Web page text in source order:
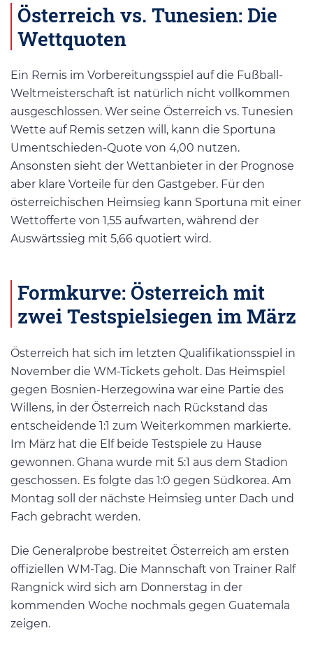
Österreich vs. Tunesien: Die
Wettquoten
Ein Remis im Vorbereitungsspiel auf die Fußball-
Weltmeisterschaft ist natürlich nicht vollkommen
ausgeschlossen. Wer seine Österreich vs. Tunesien
Wette auf Remis setzen will, kann die Sportuna
Umentschieden-Quote von 4,00 nutzen.
Ansonsten sieht der Wettanbieter in der Prognose
aber klare Vorteile für den Gastgeber. Für den
österreichischen Heimsieg kann Sportuna mit einer
Wettofferte von 1,55 aufwarten, während der
Auswärtssieg mit 5,66 quotiert wird.
Formkurve: Österreich mit
zwei Testspielsiegen im März
Österreich hat sich im letzten Qualifikationsspiel in
November die WM-Tickets geholt. Das Heimspiel
gegen Bosnien-Herzegowina war eine Partie des
Willens, in der Österreich nach Rückstand das
entscheidende 1:1 zum Weiterkommen markierte.
Im März hat die Elf beide Testspiele zu Hause
gewonnen. Ghana wurde mit 5:1 aus dem Stadion
geschossen. Es folgte das 1:0 gegen Südkorea. Am
Montag soll der nächste Heimsieg unter Dach und
Fach gebracht werden.
Die Generalprobe bestreitet Österreich am ersten
offiziellen WM-Tag. Die Mannschaft von Trainer Ralf
Rangnick wird sich am Donnerstag in der
kommenden Woche nochmals gegen Guatemala
zeigen.